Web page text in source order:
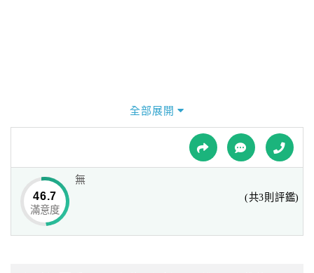
租
網
紅
全部展開
46.7
滿意度
無
(共3則評鑑)